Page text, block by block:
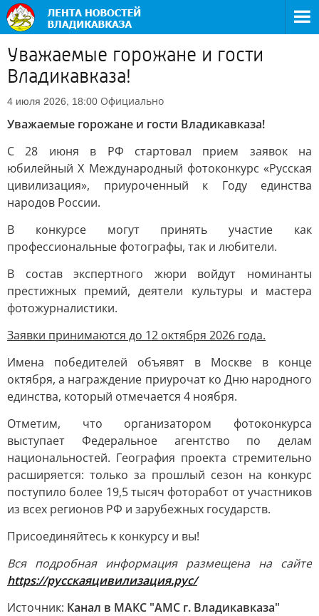
Уважаемые горожане и гости
Владикавказа!
4 июля 2026, 18:00 Официально
Уважаемые горожане и гости Владикавказа!
С 28 июня в РФ стартовал прием заявок на
юбилейный Х Международный фотоконкурс «Русская
цивилизация», приуроченный к Году единства
народов России.
В конкурсе могут принять участие как
профессиональные фотографы, так и любители.
В состав экспертного жюри войдут номинанты
престижных премий, деятели культуры и мастера
фотожурналистики.
Заявки принимаются до 12 октября 2026 года.
Имена победителей объявят в Москве в конце
октября, а награждение приурочат ко Дню народного
единства, который отмечается 4 ноября.
Отметим, что организатором фотоконкурса
выступает Федеральное агентство по делам
национальностей. География проекта стремительно
расширяется: только за прошлый сезон на конкурс
поступило более 19,5 тысяч фоторабот от участников
из всех регионов РФ и зарубежных государств.
Присоединяйтесь к конкурсу и вы!
Вся подробная информация размещена на сайте
https://русскаяцивилизация.рус/
Источник: Канал в МАКС "АМС г. Владикавказа"